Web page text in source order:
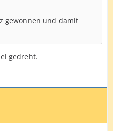
gewonnen und damit
gedreht.